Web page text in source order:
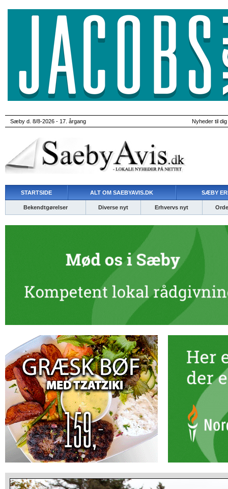
Sæby d. 8/8-2026 - 17. årgang Nyheder til
STARTSIDE ALT OM SAEBYAVIS.DK SÆBY
Bekendtgørelser Diverse nyt Erhvervs nyt